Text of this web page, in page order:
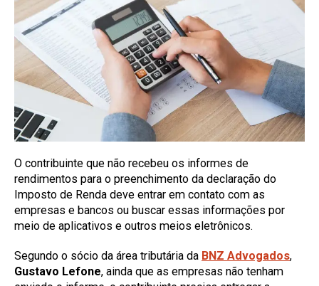
O contribuinte que não recebeu os informes de
rendimentos para o preenchimento da declaração do
Imposto de Renda deve entrar em contato com as
empresas e bancos ou buscar essas informações por
meio de aplicativos e outros meios eletrônicos.
Segundo o sócio da área tributária da BNZ Advogados,
Gustavo Lefone, ainda que as empresas não tenham